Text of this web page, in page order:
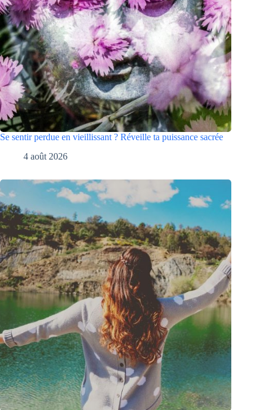
Se sentir perdue en vieillissant ? Réveille ta puissance sacrée
4 août 2026